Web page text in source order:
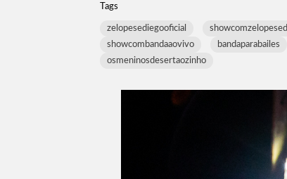
Tags
zelopesediegooficial
showcombandaaovivo
bandaparabailes
osmeninosdesertaozinho